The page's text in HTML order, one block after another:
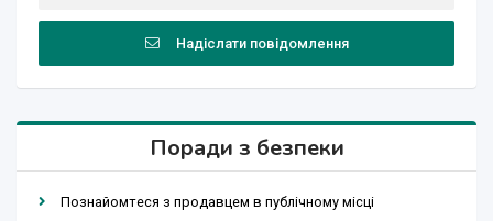
Надіслати повідомлення
Поради з безпеки
Познайомтеся з продавцем в публічному місці